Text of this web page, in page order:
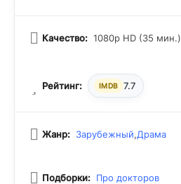
Качество: 1080p HD (35 мин.)
Рейтинг: IMDB 7.7
Жанр: Зарубежный,Драма
Подборки: Про докторов